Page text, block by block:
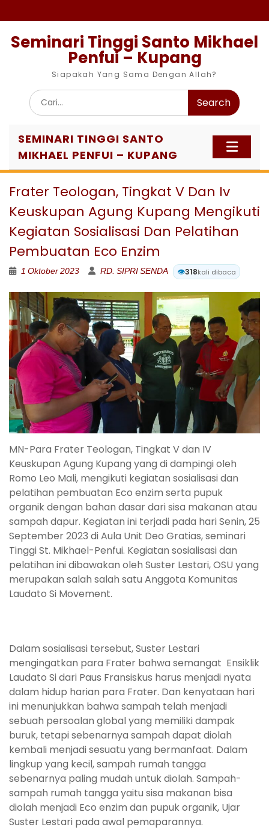
to
Seminari Tinggi Santo Mikhael
Penfui – Kupang
Siapakah Yang Sama Dengan Allah?
Search
for:
SEMINARI TINGGI SANTO
MIKHAEL PENFUI – KUPANG
Frater Teologan, Tingkat V Dan Iv
Keuskupan Agung Kupang Mengikuti
Kegiatan Sosialisasi Dan Pelatihan
Pembuatan Eco Enzim
1 Oktober 2023 RD. SIPRI SENDA 👁️318kali dibaca
MN-Para Frater Teologan, Tingkat V dan IV
Keuskupan Agung Kupang yang di dampingi oleh
Romo Leo Mali, mengikuti kegiatan sosialisasi dan
pelatihan pembuatan Eco enzim serta pupuk
organik dengan bahan dasar dari sisa makanan atau
sampah dapur. Kegiatan ini terjadi pada hari Senin, 25
September 2023 di Aula Unit Deo Gratias, seminari
Tinggi St. Mikhael-Penfui. Kegiatan sosialisasi dan
pelatihan ini dibawakan oleh Suster Lestari, OSU yang
merupakan salah salah satu Anggota Komunitas
Laudato Si Movement.
Dalam sosialisasi tersebut, Suster Lestari
mengingatkan para Frater bahwa semangat Ensiklik
Laudato Si dari Paus Fransiskus harus menjadi nyata
dalam hidup harian para Frater. Dan kenyataan hari
ini menunjukkan bahwa sampah telah menjadi
sebuah persoalan global yang memiliki dampak
buruk, tetapi sebenarnya sampah dapat diolah
kembali menjadi sesuatu yang bermanfaat. Dalam
lingkup yang kecil, sampah rumah tangga
sebenarnya paling mudah untuk diolah. Sampah-
sampah rumah tangga yaitu sisa makanan bisa
diolah menjadi Eco enzim dan pupuk organik, Ujar
Suster Lestari pada awal pemaparannya.